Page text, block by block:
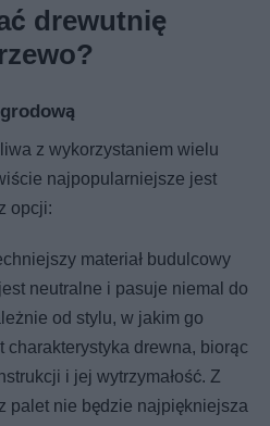
drewutnię
z wykorzystaniem wielu
najpopularniejsze jest
opcji:
materiał budulcowy
neutralne i pasuje niemal do
od stylu, w jakim go
charakterystyka drewna, biorąc
i jej wytrzymałość. Z
palet nie będzie najpiękniejsza